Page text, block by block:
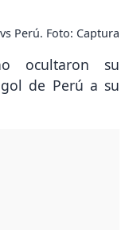
Perú. Foto: Captura
ocultaron su
de Perú a su